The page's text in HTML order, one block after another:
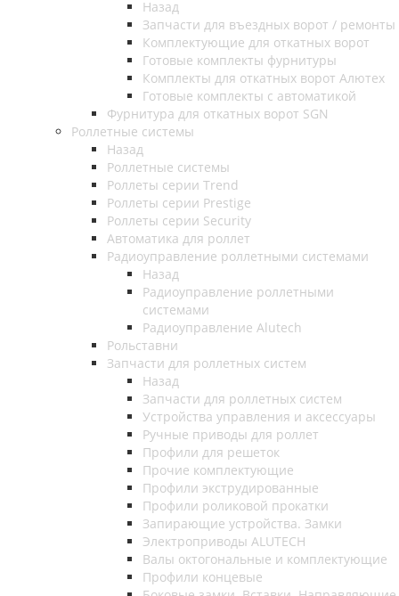
Назад
Запчасти для въездных ворот / ремонты
Комплектующие для откатных ворот
Готовые комплекты фурнитуры
Комплекты для откатных ворот Алютех
Готовые комплекты с автоматикой
Фурнитура для откатных ворот SGN
Роллетные системы
Назад
Роллетные системы
Роллеты серии Trend
Роллеты серии Prestige
Роллеты серии Security
Автоматика для роллет
Радиоуправление роллетными системами
Назад
Радиоуправление роллетными
системами
Радиоуправление Alutech
Рольставни
Запчасти для роллетных систем
Назад
Запчасти для роллетных систем
Устройства управления и аксессуары
Ручные приводы для роллет
Профили для решеток
Прочие комплектующие
Профили экструдированные
Профили роликовой прокатки
Запирающие устройства. Замки
Электроприводы ALUTECH
Валы октогональные и комплектующие
Профили концевые